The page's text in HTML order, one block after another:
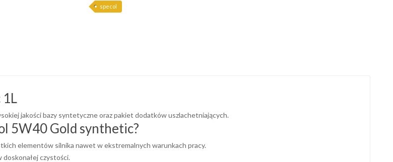
specol
jakości bazy syntetyczne oraz pakiet dodatków uszlachetniających.
5W40 Gold synthetic?
elementów silnika nawet w ekstremalnych warunkach pracy.
doskonałej czystości.